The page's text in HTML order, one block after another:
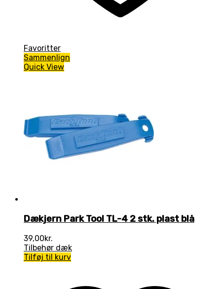
Favoritter
Sammenlign
Quick View
Dækjern Park Tool TL-4 2 stk. plast blå
39,00kr.
Tilbehør dæk
Tilføj til kurv